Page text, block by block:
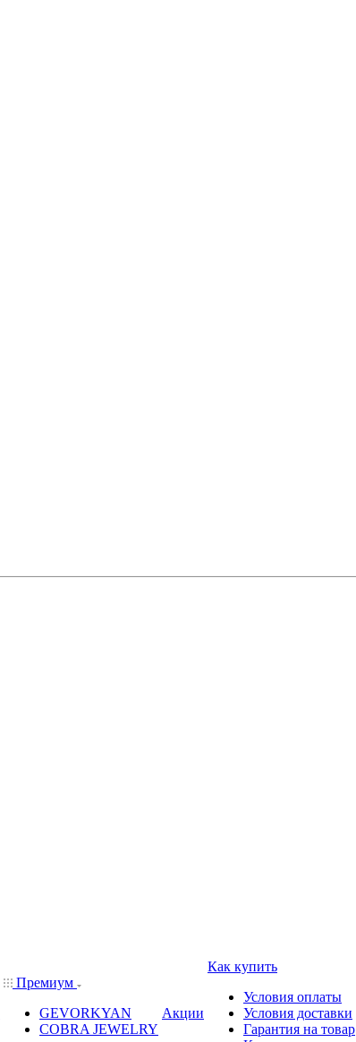
Премиум
GEVORKYAN
COBRA JEWELRY
Акции
Как купить
Условия оплаты
Условия доставки
Гарантия на товар